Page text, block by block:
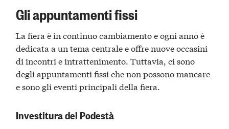
Gli appuntamenti fissi
La fiera è in continuo cambiamento e ogni anno è
dedicata a un tema centrale e offre nuove occasini
di incontri e intrattenimento. Tuttavia, ci sono
degli appuntamenti fissi che non possono mancare
e sono gli eventi principali della fiera.
Investitura del Podestà